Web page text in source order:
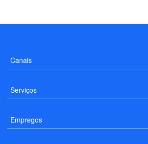
Canais
Serviços
Empregos